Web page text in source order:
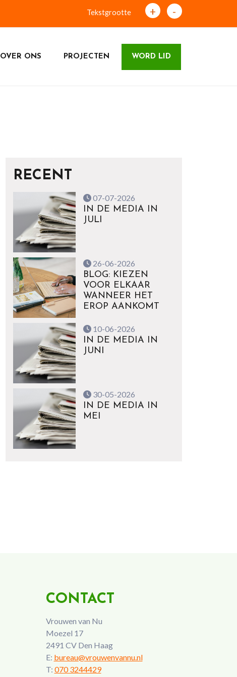
Tekstgrootte + -
OVER ONS PROJECTEN WORD LID
RECENT
07-07-2026
IN DE MEDIA IN
JULI
26-06-2026
BLOG: KIEZEN
VOOR ELKAAR
WANNEER HET
EROP AANKOMT
10-06-2026
IN DE MEDIA IN
JUNI
30-05-2026
IN DE MEDIA IN
MEI
CONTACT
Vrouwen van Nu
Moezel 17
2491 CV Den Haag
E: bureau@vrouwenvannu.nl
T: 070 3244429